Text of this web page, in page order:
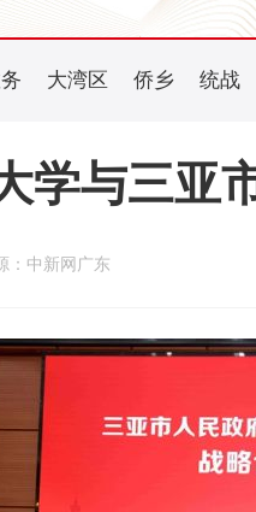
大湾区 侨乡 统战
学与三亚
：中新网广东